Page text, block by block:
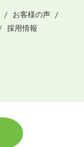
お客様の声
採用情報